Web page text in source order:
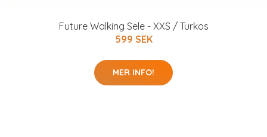
Future Walking Sele - XXS / Turkos
599 SEK
MER INFO!